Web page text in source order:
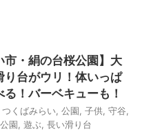
市・絹の台桜公園】大
り台がウリ！体いっぱ
！バーベキューも！
つくばみらい 公園 子供 守谷
園 遊ぶ 長い滑り台